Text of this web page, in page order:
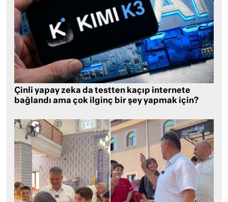
Çinli yapay zeka da testten kaçıp internete
bağlandı ama çok ilginç bir şey yapmak için?